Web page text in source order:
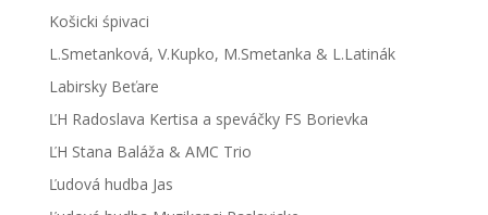
Košicki śpivaci
L.Smetanková, V.Kupko, M.Smetanka & L.Latinák
Labirsky Beťare
ĽH Radoslava Kertisa a speváčky FS Borievka
ĽH Stana Baláža & AMC Trio
Ľudová hudba Jas